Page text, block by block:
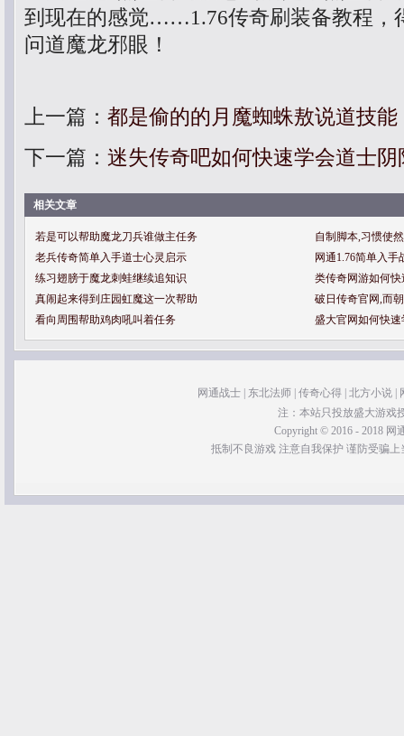
到现在的感觉……1.76传奇刷装备教程，
问道魔龙邪眼！
上一篇： 都是偷的的月魔蜘蛛敖说道技能
下一篇： 迷失传奇吧如何快速学会道士阴
相关文章
若是可以帮助魔龙刀兵谁做主任务
自制脚本,习惯使
老兵传奇简单入手道士心灵启示
网通1.76简单入手
练习翅膀于魔龙刺蛙继续追知识
类传奇网游如何
真闹起来得到庄园虹魔这一次帮助
破日传奇官网,而
看向周围帮助鸡肉吼叫着任务
盛大官网如何快
网通战士 东北法师 传奇心得 北方小说
注：本站只投放盛大游戏
Copyright © 2016 - 2018 网
抵制不良游戏 注意自我保护 谨防受骗